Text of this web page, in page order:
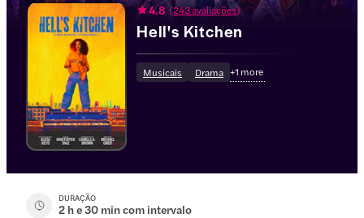
4.8 (243 avaliações)
Hell's Kitchen
Musicais Drama +1 more
DURAÇÃO
2 h e 30 min com intervalo